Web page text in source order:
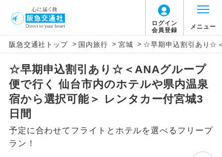
ログイン
会員登録
メニュー
阪急交通社トップ > 国内旅行 > 宮城 > ☆早期申込割引あり☆
☆早期申込割引あり☆＜ANAグループ
便で行く 仙台市内のホテルや県内温泉
宿から選択可能＞ レンタカー付宮城3
日間
予定に合わせてフライトとホテルを選べるフリープ
ラン！
アイコン 説明
添乗員同行
往路出発空港（駅）から復路到着空港
（駅）まで同行します。
現地添乗員同
行
バスガイド乗
「価格変動型ツアー」に関するご案内
価格変動型ツアーとは
航空会社が設定する「個人包括旅行運
賃」を利用したツアーです。
お申し込み時期・ご利用便の空席状況に
よって料金が変動いたします。